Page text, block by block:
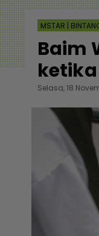
MSTAR |
Baim
Selasa, 18